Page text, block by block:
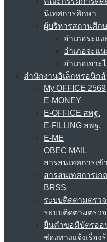
นิเทศการศึกษา
ผู้บริหารสถานศึก
อำเภอระแงะ
อำเภอจะแน
อำเภอเจาะ
สำนักงานอิเล็กทรอนิกส์
My OFFICE 2569
E-MONEY
E-OFFICE สพฐ.
E-FILLING สพฐ.
E-ME
OBEC MAIL
สารสนเทศการเข้
สารสนเทศการเก
BRSS
ระบบติดตามตรว
ระบบติดตามตรว
ยื่นคำขอมีบัตรออ
ช่องทางแจ้งเรื่อง